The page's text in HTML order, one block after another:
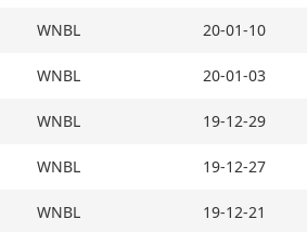
WNBL 20-01-10
WNBL 20-01-03
WNBL 19-12-29
WNBL 19-12-27
WNBL 19-12-21